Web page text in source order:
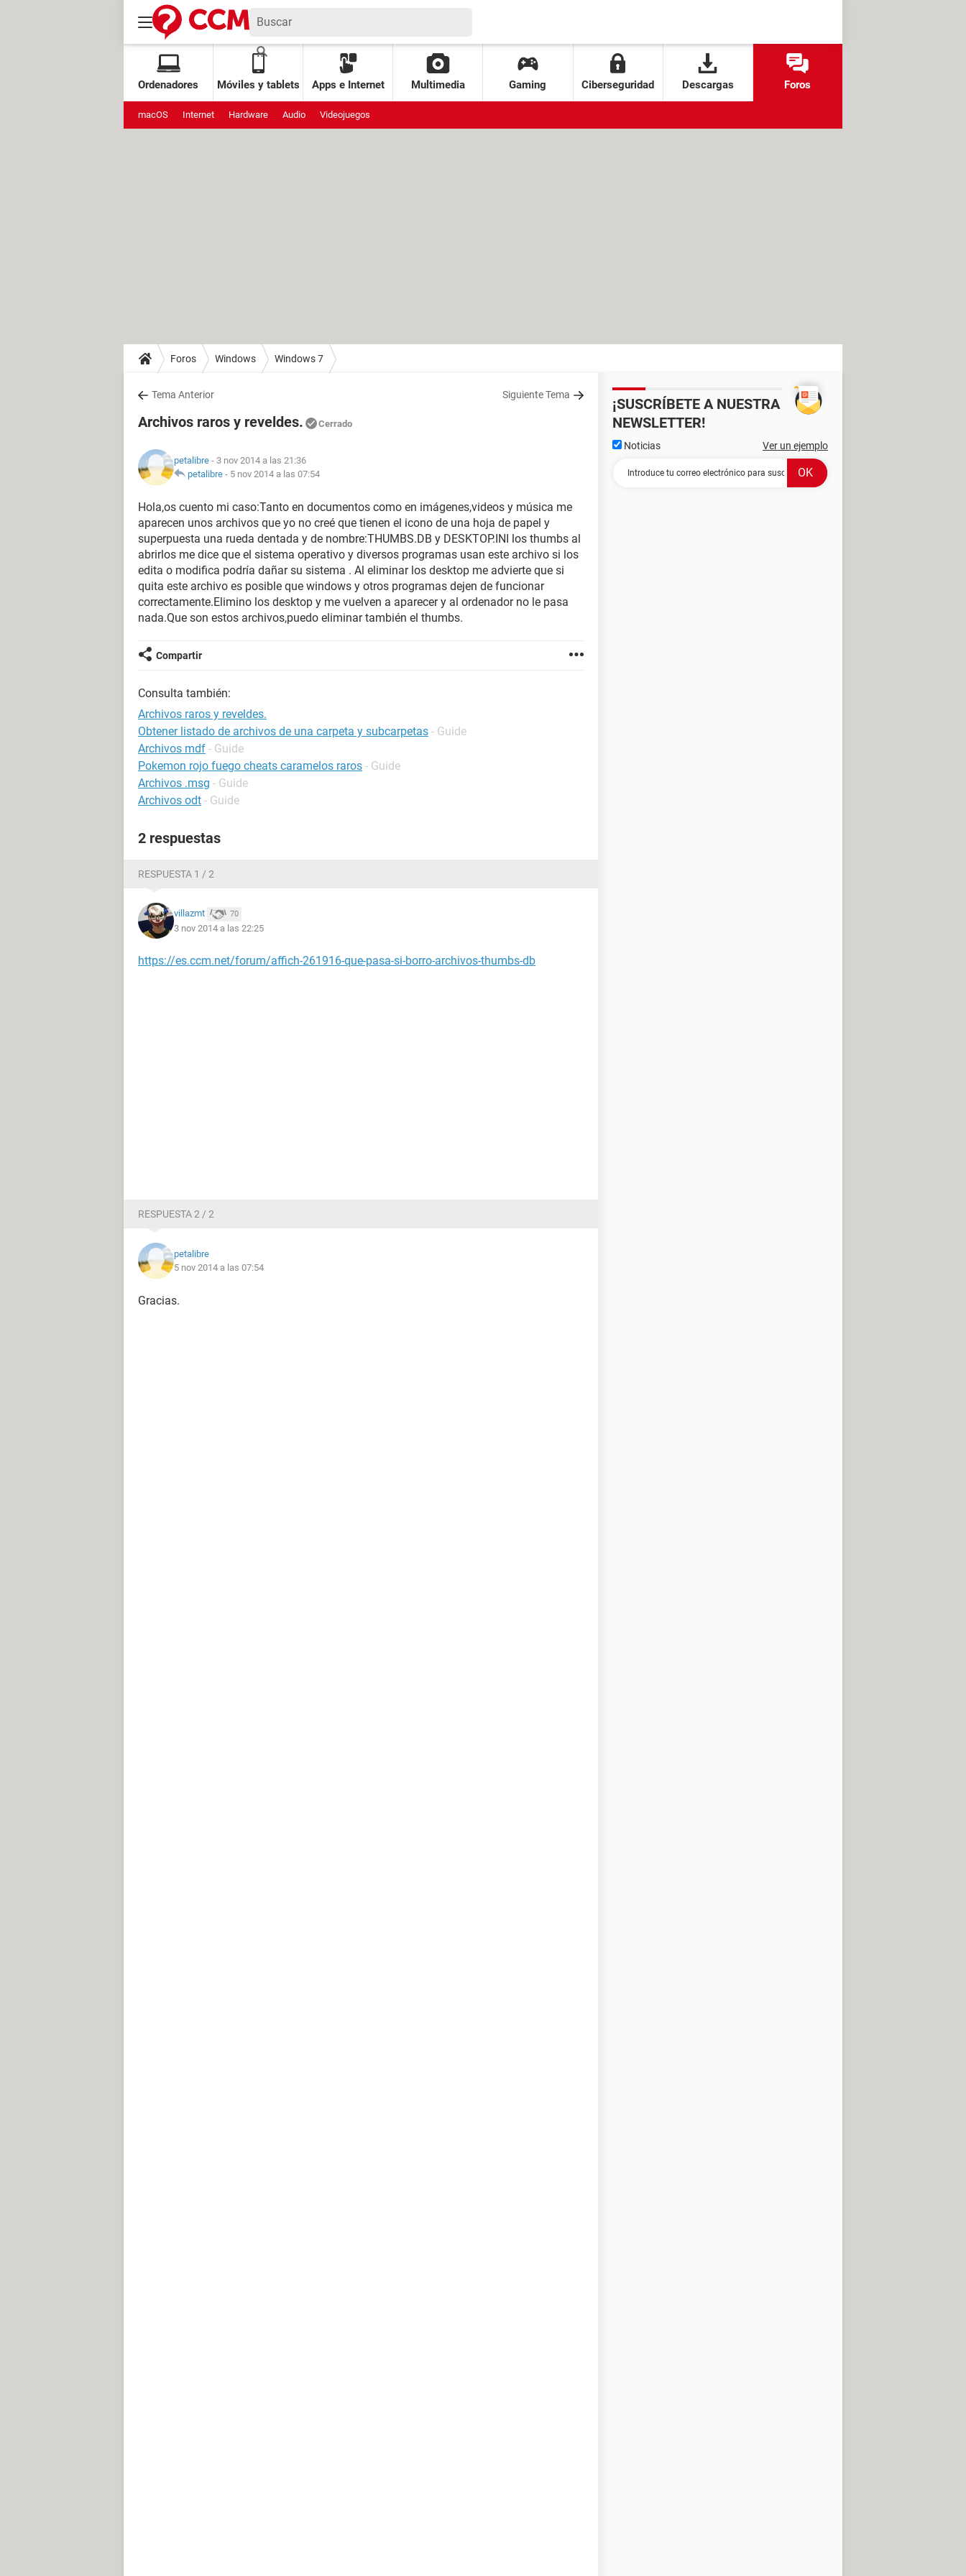
Ordenadores Móviles y tablets Apps e Internet Multimedia Gaming Ciberseguridad Descargas Foros
macOS Internet Hardware Audio Videojuegos
Foros Windows Windows 7
Tema Anterior Siguiente Tema
Archivos raros y reveldes. Cerrado
petalibre - 3 nov 2014 a las 21:36
petalibre - 5 nov 2014 a las 07:54
Hola,os cuento mi caso:Tanto en documentos como en imágenes,videos y música me
aparecen unos archivos que yo no creé que tienen el icono de una hoja de papel y
superpuesta una rueda dentada y de nombre:THUMBS.DB y DESKTOP.INI los thumbs al
abrirlos me dice que el sistema operativo y diversos programas usan este archivo si los
edita o modifica podría dañar su sistema . Al eliminar los desktop me advierte que si
quita este archivo es posible que windows y otros programas dejen de funcionar
correctamente.Elimino los desktop y me vuelven a aparecer y al ordenador no le pasa
nada.Que son estos archivos,puedo eliminar también el thumbs.
Compartir
Consulta también:
Archivos raros y reveldes.
Obtener listado de archivos de una carpeta y subcarpetas - Guide
Archivos mdf - Guide
Pokemon rojo fuego cheats caramelos raros - Guide
Archivos .msg - Guide
Archivos odt - Guide
2 respuestas
RESPUESTA 1 / 2
villazmt 70
3 nov 2014 a las 22:25
https://es.ccm.net/forum/affich-261916-que-pasa-si-borro-archivos-thumbs-db
RESPUESTA 2 / 2
petalibre
5 nov 2014 a las 07:54
Gracias.
¡SUSCRÍBETE A NUESTRA
NEWSLETTER!
Noticias Ver un ejemplo